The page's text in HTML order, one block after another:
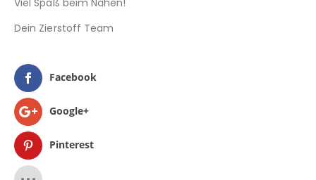
Viel Spaß beim Nähen!
Dein Zierstoff Team
Facebook
Google+
Pinterest